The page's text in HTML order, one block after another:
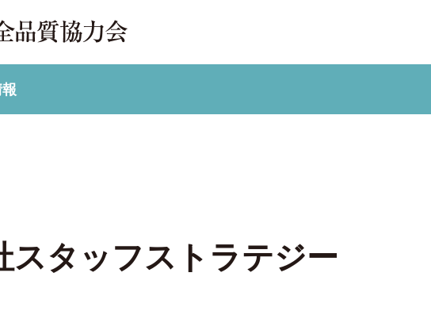
スタッフストラテジー